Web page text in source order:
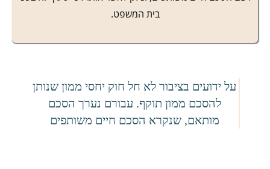
בית המשפט.
על ידועים בציבור לא חל חוק יחסי ממון שנותן
להסכם ממון תוקף. עבורם נערך הסכם
מותאם, שנקרא הסכם חיים משותפים